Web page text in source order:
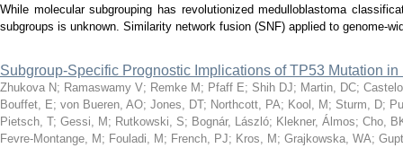
While molecular subgrouping has revolutionized medulloblastoma
subgroups is unknown. Similarity network fusion (SNF) applied to genome-
Subgroup-Specific Prognostic Implications of TP53 Mutation
Zhukova N; Ramaswamy V; Remke M ; Pfaff E; Shih DJ; Martin, DC;
Bouffet, E; von Bueren, AO; Jones, DT; Northcott, PA; Kool, M ; Sturm, D;
Pietsch, T; Gessi, M ; Rutkowski, S; Bognár, László; Klekner, Álmos; Cho,
Fevre-Montange, M ; Fouladi, M ; French, PJ; Kros, M ; Grajkowska, WA;